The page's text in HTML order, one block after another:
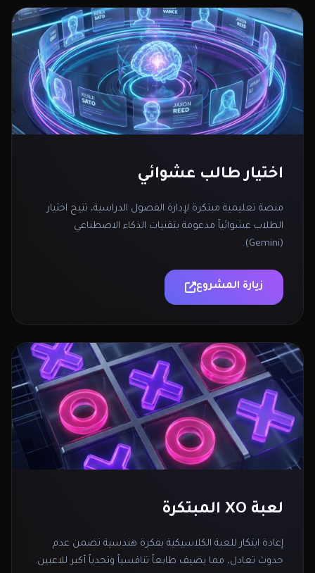
اختيار طالب عشوائي
منصة تعليمية مبتكرة لإدارة الفصول الدراسية، تتيح اختيار
الطلاب عشوائياً مدعومة بتقنيات الذكاء الاصطناعي
(Gemini).
زيارة المشروع
لعبة XO المبتكرة
إعادة ابتكار للعبة الكلاسيكية بفكرة هندسية تضمن عدم
حدوث تعادل، مما يضيف طابعاً تنافسياً وتحدياً أكبر للاعبين.